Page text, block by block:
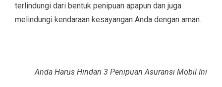
terlindungi dari bentuk penipuan apapun dan juga
melindungi kendaraan kesayangan Anda dengan aman.
Anda Harus Hindari 3 Penipuan Asuransi Mobil Ini